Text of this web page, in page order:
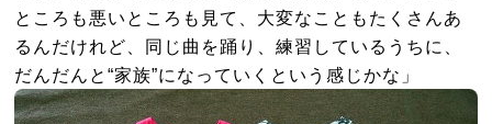
ところも悪いところも見て、大変なこともたくさんあ
るんだけれど、同じ曲を踊り、練習しているうちに、
だんだんと“家族”になっていくという感じかな」